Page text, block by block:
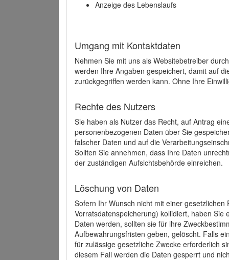
Anzeige des Lebenslaufs
Umgang mit Kontaktdaten
Nehmen Sie mit uns als Websitebetreiber
werden Ihre Angaben gespeichert, damit auf
zurückgegriffen werden kann. Ohne Ihre
Rechte des Nutzers
Sie haben als Nutzer das Recht, auf Antrag
personenbezogenen Daten über Sie
falscher Daten und auf die
Sollten Sie annehmen, dass Ihre Daten
der zuständigen Aufsichtsbehörde einreichen.
Löschung von Daten
Sofern Ihr Wunsch nicht mit einer
Vorratsdatenspeicherung) kollidiert, haben
Daten werden, sollten sie für ihre
Aufbewahrungsfristen geben, gelöscht. Falls
für zulässige gesetzliche Zwecke erforderlich
diesem Fall werden die Daten gesperrt und